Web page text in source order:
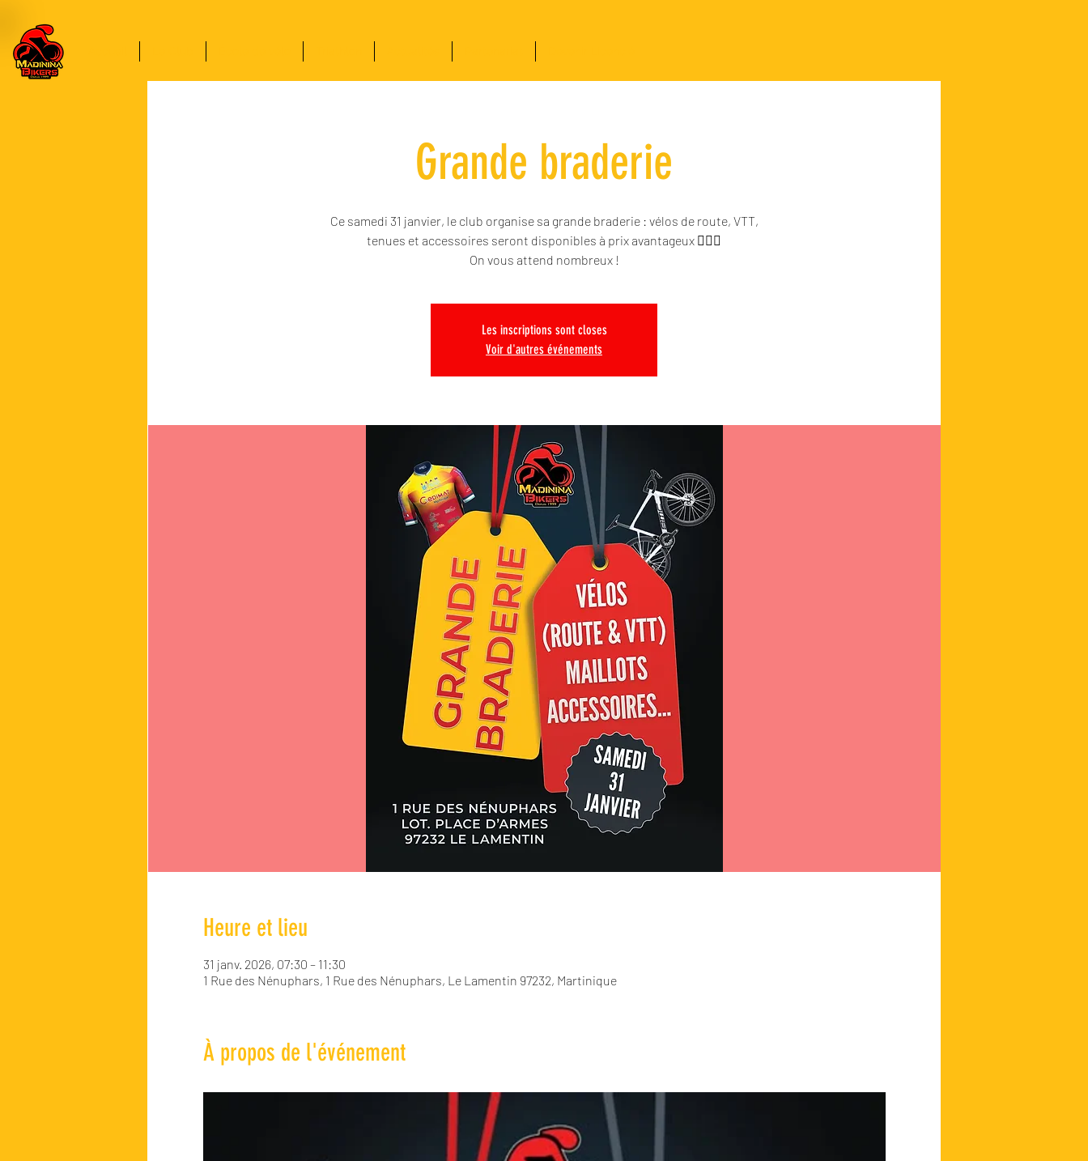
Grande braderie
Ce samedi 31 janvier, le club organise sa grande braderie : vélos de route, VTT,
tenues et accessoires seront disponibles à prix avantageux 🚴‍♂️✨
On vous attend nombreux !
Les inscriptions sont closes
Voir d'autres événements
Heure et lieu
31 janv. 2026, 07:30 – 11:30
1 Rue des Nénuphars, 1 Rue des Nénuphars, Le Lamentin 97232, Martinique
À propos de l'événement